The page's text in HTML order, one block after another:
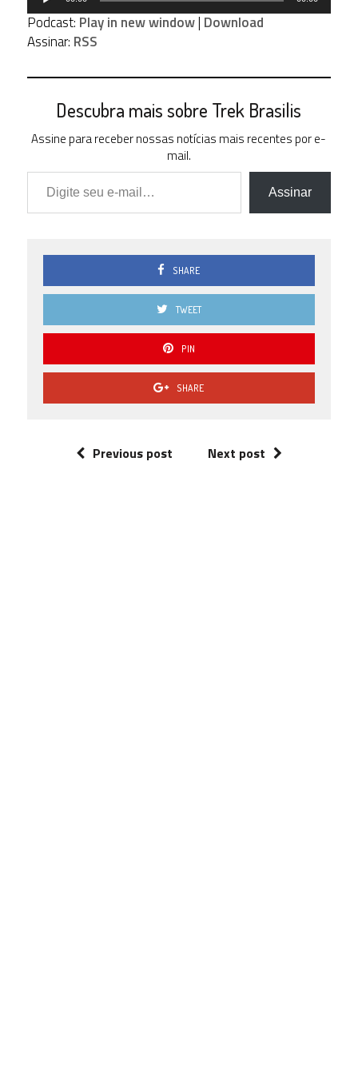
áudio
Podcast: Play in new window| Download
Assinar: RSS
Descubra mais sobre Trek Brasilis
Assine para receber nossas notícias mais recentes por e-
mail.
Digite seu e-mail…
Assinar
SHARE
TWEET
PIN
SHARE
Previous post Next post